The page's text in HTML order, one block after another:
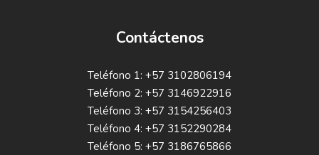
Contáctenos
Teléfono 1: +57 3102806194
Teléfono 2: +57 3146922916
Teléfono 3: +57 3154256403
Teléfono 4: +57 3152290284
Teléfono 5: +57 3186765866